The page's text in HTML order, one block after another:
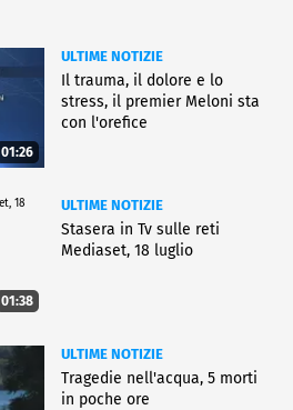
01:26
ULTIME NOTIZIE
Il trauma, il dolore e lo
stress, il premier Meloni sta
con l'orefice
01:38
ULTIME NOTIZIE
Stasera in Tv sulle reti
Mediaset, 18 luglio
ULTIME NOTIZIE
Tragedie nell'acqua, 5 morti
in poche ore